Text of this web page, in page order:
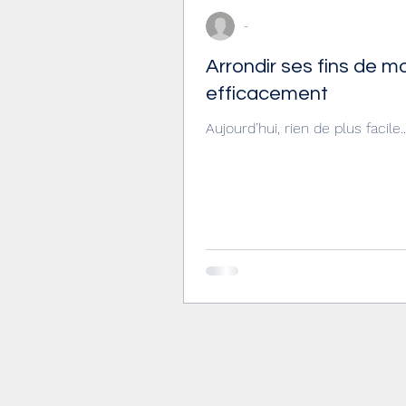
Arrondir ses fins de
efficacement
Aujourd’hui, rien de plus facile...
-